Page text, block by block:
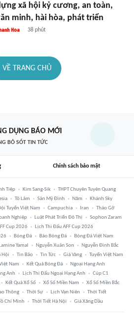
xã hội kỷ cương, an toàn,
minh, hài hòa, phát triển
38 phút
VỀ TRANG CHỦ
DỤNG BÁO MỚI
BỎ SÓT TIN TỨC
Chính sách bảo mật
Tiệp Kim Sang-Sik
THPT Chuyên Tuyên Quang
Tô Lâm Sân Mỹ Đình Năm
Khánh Sky
Tuyển Việt Nam Campuchia Iran
Tháo Gỡ
Nghiệp Luật Phát Triển Đô Thị
Sophon Zaram
Cup 2026
Lịch Thi Đấu AFF Cup 2026
Bóng Đá Báo Bóng Đá
Bóng Đá Việt Nam
Yamal Nguyễn Xuân Son
Nguyễn Đình Bắc
Hội Tin Bão Tin Tức Giá Vàng
Tuyển Việt Nam
Nam Kết Quả Bóng Đá
Ngoại Hạng Anh
Anh
Lịch Thi Đấu Ngoại Hạng Anh
Cúp C1
Kết Quả Xổ Số Xổ Số Miền Nam
Xổ Số Miền Bắc
Thông Thời Sự Lịch Vạn Niên
Thời Tiết
Chí Minh
Thời Tiết Hà Nội Giá Xăng Dầu